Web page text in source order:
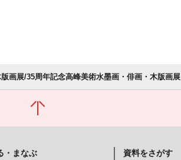
画展/35周年記念高峰美術水墨画・俳画・木版画展
・まなぶ 資料をさがす